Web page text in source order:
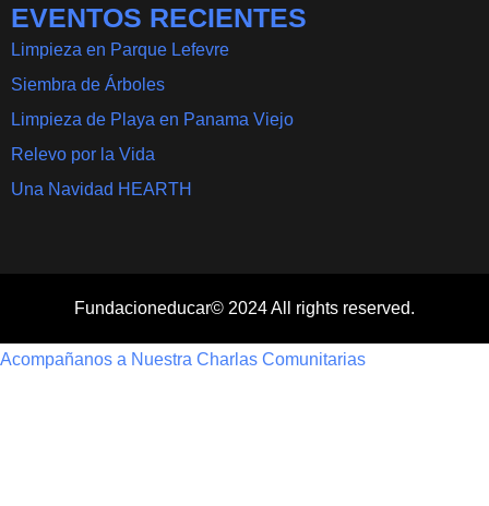
EVENTOS RECIENTES
Limpieza en Parque Lefevre
Siembra de Árboles
Limpieza de Playa en Panama Viejo
Relevo por la Vida
Una Navidad HEARTH
Fundacioneducar© 2024 All rights reserved.
Acompañanos a Nuestra Charlas Comunitarias